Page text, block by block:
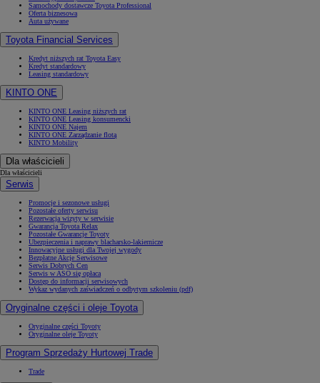
Samochody dostawcze Toyota Professional
Oferta biznesowa
Auta używane
Toyota Financial Services
Kredyt niższych rat Toyota Easy
Kredyt standardowy
Leasing standardowy
KINTO ONE
KINTO ONE Leasing niższych rat
KINTO ONE Leasing konsumencki
KINTO ONE Najem
KINTO ONE Zarządzanie flotą
KINTO Mobility
Dla właścicieli
Dla właścicieli
Serwis
Promocje i sezonowe usługi
Pozostałe oferty serwisu
Rezerwacja wizyty w serwisie
Gwarancja Toyota Relax
Pozostałe Gwarancje Toyoty
Ubezpieczenia i naprawy blacharsko-lakiernicze
Innowacyjne usługi dla Twojej wygody
Bezpłatne Akcje Serwisowe
Serwis Dobrych Cen
Serwis w ASO się opłaca
Dostęp do informacji serwisowych
Wykaz wydanych zaświadczeń o odbytym szkoleniu (pdf)
Oryginalne części i oleje Toyota
Oryginalne części Toyoty
Oryginalne oleje Toyoty
Program Sprzedaży Hurtowej Trade
Trade